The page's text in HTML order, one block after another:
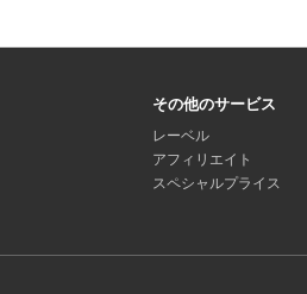
その他のサービス
レーベル
アフィリエイト
スペシャルプライス